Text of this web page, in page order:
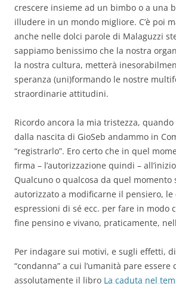
crescere insieme ad un bimbo o a una
illudere in un mondo migliore. C’è poi
anche nelle dolci parole di Malaguzzi
sappiamo benissimo che la nostra
la nostra cultura, metterà
speranza (uni)formando le nostre
straordinarie attitudini.
Ricordo ancora la mia tristezza,
dalla nascita di GioSeb andammo in
“registrarlo”. Ero certo che in quel
firma – l’autorizzazione quindi –
Qualcuno o qualcosa da quel momento
autorizzato a modificarne il pensiero, le
espressioni di sé ecc. per fare in modo
fine pensino e vivano, praticamente,
Per indagare sui motivi, e sugli effetti,
“condanna” a cui l’umanità pare
assolutamente il libro La caduta nel